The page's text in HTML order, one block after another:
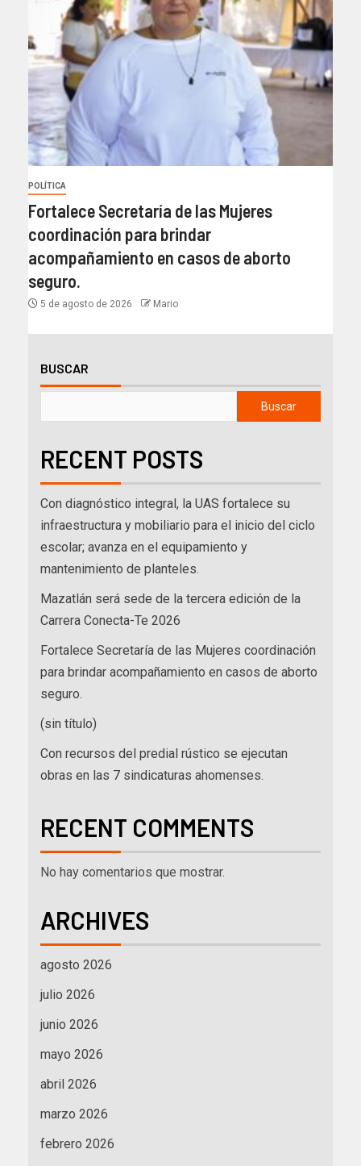
POLÍTICA
Fortalece Secretaría de las Mujeres
coordinación para brindar
acompañamiento en casos de aborto
seguro.
5 de agosto de 2026 Mario
BUSCAR
Buscar
RECENT POSTS
Con diagnóstico integral, la UAS fortalece su
infraestructura y mobiliario para el inicio del ciclo
escolar; avanza en el equipamiento y
mantenimiento de planteles.
Mazatlán será sede de la tercera edición de la
Carrera Conecta-Te 2026
Fortalece Secretaría de las Mujeres coordinación
para brindar acompañamiento en casos de aborto
seguro.
(sin título)
Con recursos del predial rústico se ejecutan
obras en las 7 sindicaturas ahomenses.
RECENT COMMENTS
No hay comentarios que mostrar.
ARCHIVES
agosto 2026
julio 2026
junio 2026
mayo 2026
abril 2026
marzo 2026
febrero 2026